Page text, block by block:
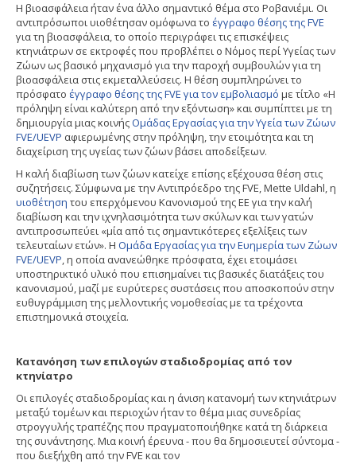
Η βιοασφάλεια ήταν ένα άλλο σημαντικό θέμα στο Ροβανιέμι. Οι
αντιπρόσωποι υιοθέτησαν ομόφωνα το έγγραφο θέσης της FVE
για τη βιοασφάλεια, το οποίο περιγράφει τις επισκέψεις
κτηνιάτρων σε εκτροφές που προβλέπει ο Νόμος περί Υγείας των
Ζώων ως βασικό μηχανισμό για την παροχή συμβουλών για τη
βιοασφάλεια στις εκμεταλλεύσεις. Η θέση συμπληρώνει το
πρόσφατο έγγραφο θέσης της FVE για τον εμβολιασμό με τίτλο «Η
πρόληψη είναι καλύτερη από την εξόντωση» και συμπίπτει με τη
δημιουργία μιας κοινήςΟμάδας Εργασίας για την Υγεία των Ζώων
FVE/UEVP αφιερωμένης στην πρόληψη, την ετοιμότητα και τη
διαχείριση της υγείας των ζώων βάσει αποδείξεων.
Η καλή διαβίωση των ζώων κατείχε επίσης εξέχουσα θέση στις
συζητήσεις. Σύμφωνα με την Αντιπρόεδρο της FVE, Mette Uldahl, η
υιοθέτηση του επερχόμενου Κανονισμού της ΕΕ για την καλή
διαβίωση και την ιχνηλασιμότητα των σκύλων και των γατών
αντιπροσωπεύει «μία από τις σημαντικότερες εξελίξεις των
τελευταίων ετών». Η Ομάδα Εργασίας για την Ευημερία των Ζώων
FVE/UEVP, η οποία ανανεώθηκε πρόσφατα, έχει ετοιμάσει
υποστηρικτικό υλικό που επισημαίνει τις βασικές διατάξεις του
κανονισμού, μαζί με ευρύτερες συστάσεις που αποσκοπούν στην
ευθυγράμμιση της μελλοντικής νομοθεσίας με τα τρέχοντα
επιστημονικά στοιχεία.
Κατανόηση των επιλογών σταδιοδρομίας από τον
κτηνίατρο
Οι επιλογές σταδιοδρομίας και η άνιση κατανομή των κτηνιάτρων
μεταξύ τομέων και περιοχών ήταν το θέμα μιας συνεδρίας
στρογγυλής τραπέζης που πραγματοποιήθηκε κατά τη διάρκεια
της συνάντησης. Μια κοινή έρευνα - που θα δημοσιευτεί σύντομα -
που διεξήχθη από την FVE και τον